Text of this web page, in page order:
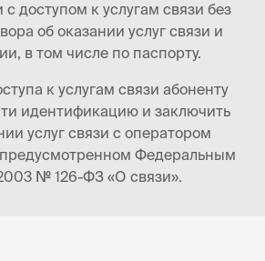
с доступом к услугам связи без
об оказании услуг связи и
в том числе по паспорту.
к услугам связи абоненту
идентификацию и заключить
услуг связи с оператором
Федеральным
№ 126-ФЗ «О связи».